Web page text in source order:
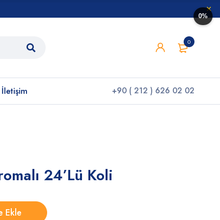
0
İletişim +90 ( 212 ) 626 02 02
24’Lü Koli
Ekle
0%